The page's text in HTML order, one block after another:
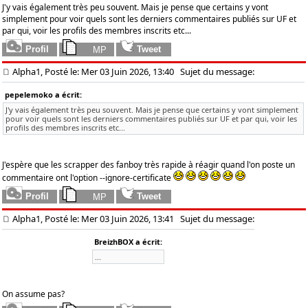
J'y vais également très peu souvent. Mais je pense que certains y vont
simplement pour voir quels sont les derniers commentaires publiés sur UF et
par qui, voir les profils des membres inscrits etc...
Alpha1, Posté le: Mer 03 Juin 2026, 13:40 Sujet du message:
pepelemoko a écrit:
J'y vais également très peu souvent. Mais je pense que certains y vont simplement
pour voir quels sont les derniers commentaires publiés sur UF et par qui, voir les
profils des membres inscrits etc...
J'espère que les scrapper des fanboy très rapide à réagir quand l'on poste un
commentaire ont l'option --ignore-certificate
Alpha1, Posté le: Mer 03 Juin 2026, 13:41 Sujet du message:
BreizhBOX a écrit:
On assume pas?